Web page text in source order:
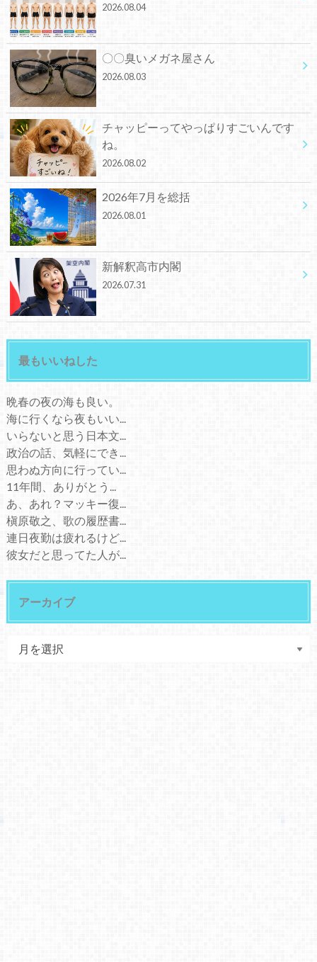
2026.08.04
〇〇臭いメガネ屋さん
2026.08.03
チャッピーってやっぱりすごいんです
ね。
2026.08.02
2026年7月を総括
2026.08.01
新解釈高市内閣
2026.07.31
最もいいねした
晩春の夜の海も良い。
海に行くなら夜もいい...
いらないと思う日本文...
政治の話、気軽にでき...
思わぬ方向に行ってい...
11年間、ありがとう...
あ、あれ？マッキー復...
槇原敬之、歌の履歴書...
連日夜勤は疲れるけど...
彼女だと思ってた人が...
アーカイブ